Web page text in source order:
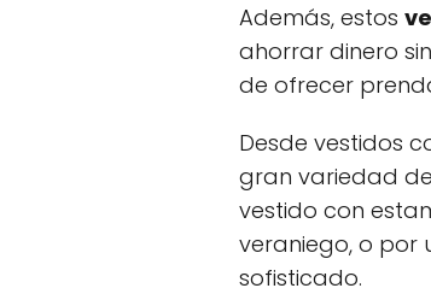
Además, estos
ahorrar dinero
de ofrecer
Desde vestidos
gran variedad
vestido con
veraniego, o por
sofisticado.